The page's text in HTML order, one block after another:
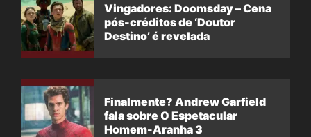
Vingadores: Doomsday – Cena
pós-créditos de ‘Doutor
Destino’ é revelada
Finalmente? Andrew Garfield
fala sobre O Espetacular
Homem-Aranha 3